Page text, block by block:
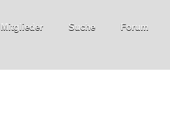
Mitglieder Suche Forum